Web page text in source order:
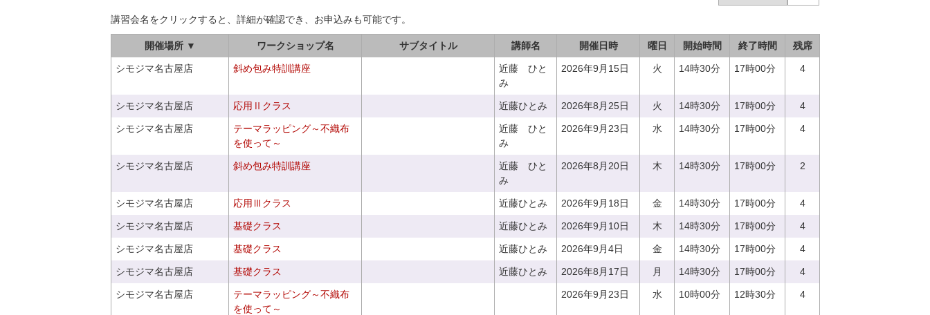
講習会名をクリックすると、詳細が確認でき、お申込みも可能です。
開催場所 ▼ ワークショップ名 サブタイトル 講師名 開催日時 曜日 開始時間 終了時間 残席
シモジマ名古屋店 斜め包み特訓講座
近藤 ひと
み
2026年9月15日 火 14時30分 17時00分 4
シモジマ名古屋店 応用Ⅱクラス 近藤ひとみ 2026年8月25日 火 14時30分 17時00分 4
シモジマ名古屋店
テーマラッピング～不織布
を使って～
近藤 ひと
み
2026年9月23日 水 14時30分 17時00分 4
シモジマ名古屋店 斜め包み特訓講座
近藤 ひと
み
2026年8月20日 木 14時30分 17時00分 2
シモジマ名古屋店 応用Ⅲクラス 近藤ひとみ 2026年9月18日 金 14時30分 17時00分 4
シモジマ名古屋店 基礎クラス 近藤ひとみ 2026年9月10日 木 14時30分 17時00分 4
シモジマ名古屋店 基礎クラス 近藤ひとみ 2026年9月4日 金 14時30分 17時00分 4
シモジマ名古屋店 基礎クラス 近藤ひとみ 2026年8月17日 月 14時30分 17時00分 4
シモジマ名古屋店
テーマラッピング～不織布
を使って～
2026年9月23日 水 10時00分 12時30分 4